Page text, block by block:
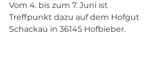
Vom 4. bis zum 7. Juni ist
Treffpunkt dazu auf dem Hofgut
Schackau in 36145 Hofbieber.